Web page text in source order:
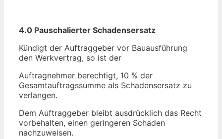
4.0 Pauschalierter Schadensersatz
Kündigt der Auftraggeber vor Bauausführung
den Werkvertrag, so ist der
Auftragnehmer berechtigt, 10 % der
Gesamtauftragssumme als Schadensersatz zu
verlangen.
Dem Auftraggeber bleibt ausdrücklich das Recht
vorbehalten, einen geringeren Schaden
nachzuweisen.